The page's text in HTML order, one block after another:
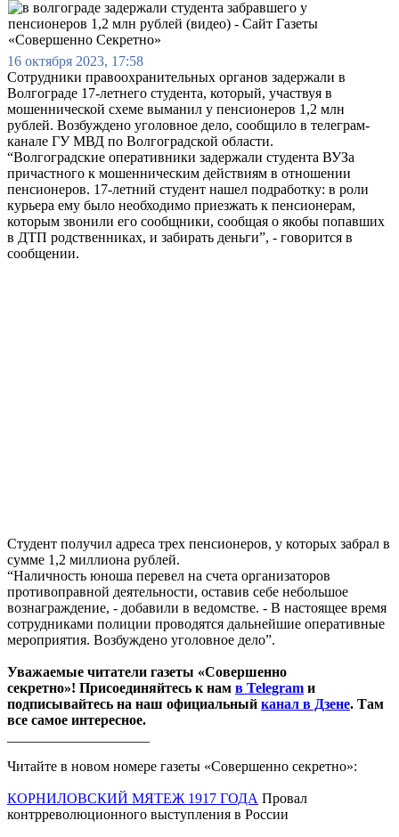
16 октября 2023, 17:58
Сотрудники правоохранительных органов задержали в
Волгограде 17-летнего студента, который, участвуя в
мошеннической схеме выманил у пенсионеров 1,2 млн
рублей. Возбуждено уголовное дело, сообщило в телеграм-
канале ГУ МВД по Волгоградской области.
“Волгоградские оперативники задержали студента ВУЗа
причастного к мошенническим действиям в отношении
пенсионеров. 17-летний студент нашел подработку: в роли
курьера ему было необходимо приезжать к пенсионерам,
которым звонили его сообщники, сообщая о якобы попавших
в ДТП родственниках, и забирать деньги”, - говорится в
сообщении.
Студент получил адреса трех пенсионеров, у которых забрал в
сумме 1,2 миллиона рублей.
“Наличность юноша перевел на счета организаторов
противоправной деятельности, оставив себе небольшое
вознаграждение, - добавили в ведомстве. - В настоящее время
сотрудниками полиции проводятся дальнейшие оперативные
мероприятия. Возбуждено уголовное дело”.
Уважаемые читатели газеты «Совершенно
секретно»! Присоединяйтесь к нам в Telegram и
подписывайтесь на наш официальный канал в Дзене. Там
все самое интересное.
Читайте в новом номере газеты «Совершенно секретно»:
КОРНИЛОВСКИЙ МЯТЕЖ 1917 ГОДА Провал
контрреволюционного выступления в России